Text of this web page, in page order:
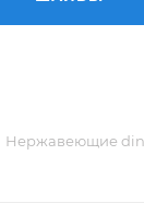
Нержавеющие din